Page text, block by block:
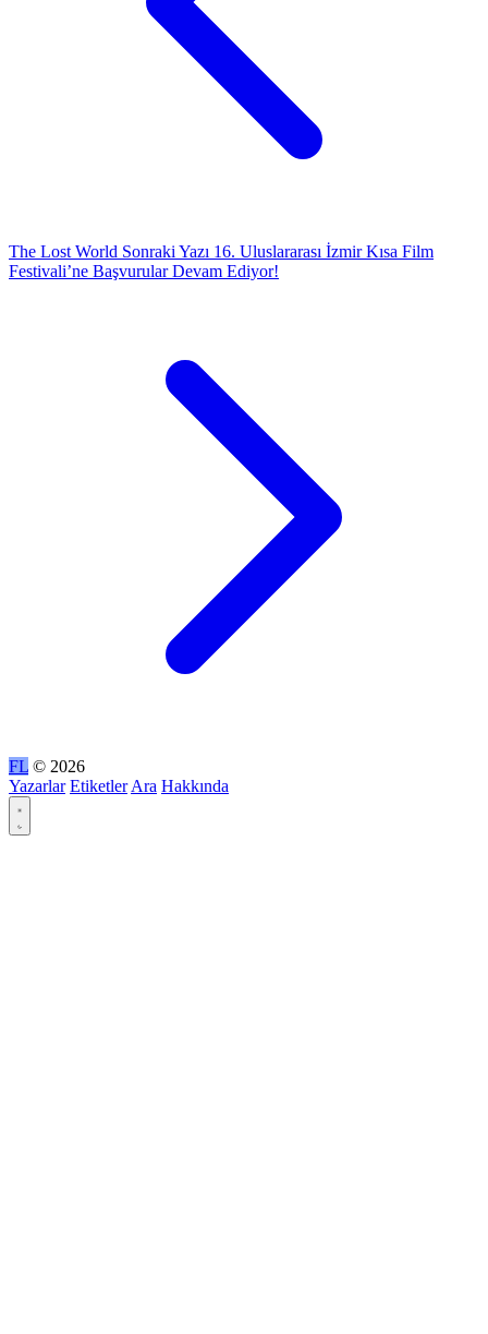
The Lost World Sonraki Yazı 16. Uluslararası İzmir Kısa Film
Festivali’ne Başvurular Devam Ediyor!
FL © 2026
Yazarlar Etiketler Ara Hakkında